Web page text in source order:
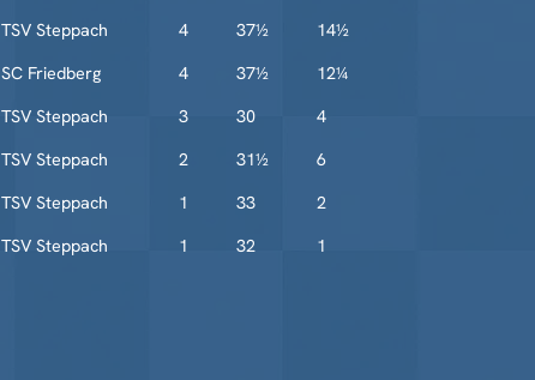
TSV Steppach 4 37½
14½
SC Friedberg 4 37½
12¼
TSV Steppach 3 30
4
TSV Steppach 2 31½
6
TSV Steppach 1 33
2
TSV Steppach 1 32 1